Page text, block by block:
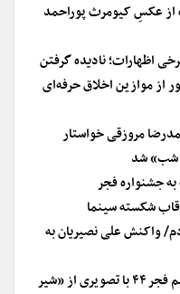
از عکسِ کیومرث پوراحمد
اظهارات؛ نادیده گرفتن
از موازین اخلاق حرفه‌ای
مروزقی خواستار
شب» شد
به جشنواره فجر
شکسته سینما
واکنش علی نصیریان به
رونمایی از پوستر جشنواره فیلم فجر ۴۴ با تصویری از «شیر